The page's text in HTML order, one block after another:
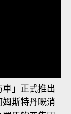
」正式推出
斯特丹嘅消